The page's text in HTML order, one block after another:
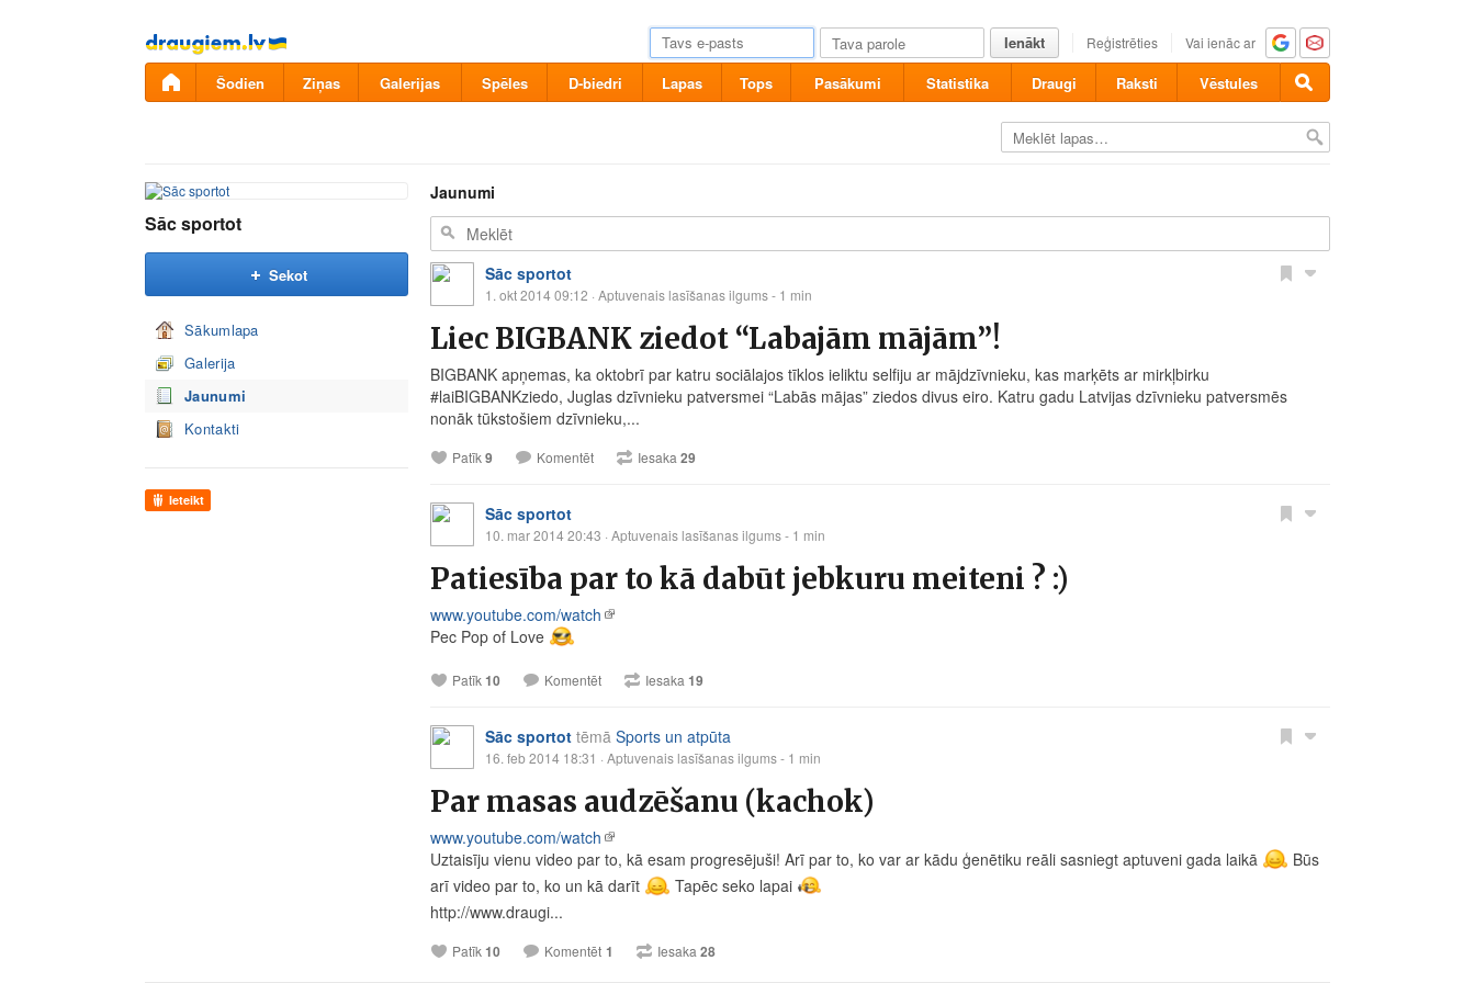
Pāriet
uz
saturu
Ienākt Reģistrēties Vai ienāc ar
Šodien Ziņas Galerijas Spēles D-biedri Lapas Tops Pasākumi Statistika Draugi Raksti Vēstules
Sāc sportot
Sekot
Sākumlapa
Galerija
Jaunumi
Kontakti
Ieteikt
Jaunumi
Sāc sportot
1. okt 2014 09:12 · Aptuvenais lasīšanas ilgums - 1 min
Liec BIGBANK ziedot “Labajām mājām”!
BIGBANK apņemas, ka oktobrī par katru sociālajos tīklos ieliktu selfiju ar mājdzīvnieku, kas marķēts ar mirkļbirku
#laiBIGBANKziedo, Juglas dzīvnieku patversmei “Labās mājas” ziedos divus eiro. Katru gadu Latvijas dzīvnieku patversmēs
nonāk tūkstošiem dzīvnieku,...
Patīk9 Komentēt Iesaka 29
Sāc sportot
10. mar 2014 20:43 · Aptuvenais lasīšanas ilgums - 1 min
Patiesība par to kā dabūt jebkuru meiteni ? :)
www.youtube.com/watch
Pec Pop of Love
Patīk10 Komentēt Iesaka 19
Sāc sportot tēmā Sports un atpūta
16. feb 2014 18:31 · Aptuvenais lasīšanas ilgums - 1 min
Par masas audzēšanu (kachok)
www.youtube.com/watch
Uztaisīju vienu video par to, kā esam progresējuši! Arī par to, ko var ar kādu ģenētiku reāli sasniegt aptuveni gada laikā
Būs
arī video par to, ko un kā darīt
Tapēc seko lapai
http://www.draugi...
Patīk10 Komentēt 1 Iesaka 28